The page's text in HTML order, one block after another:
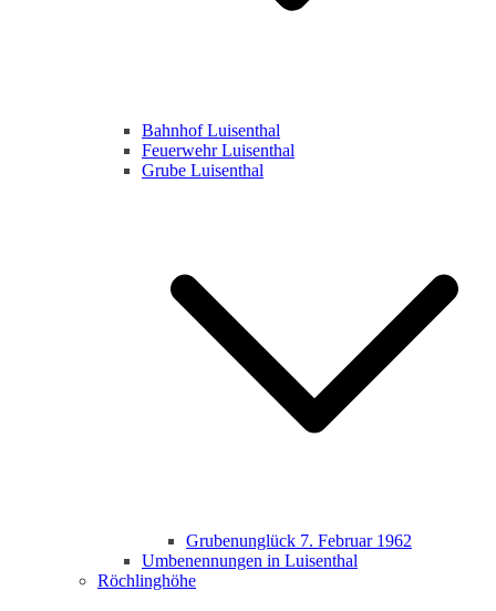
Bahnhof Luisenthal
Feuerwehr Luisenthal
Grube Luisenthal
Grubenunglück 7. Februar 1962
Umbenennungen in Luisenthal
Röchlinghöhe